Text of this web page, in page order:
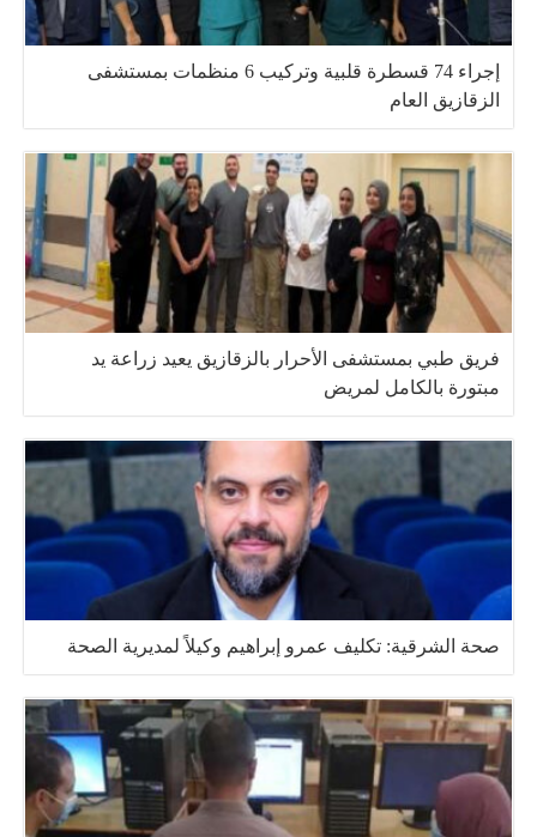
إجراء 74 قسطرة قلبية وتركيب 6 منظمات بمستشفى
الزقازيق العام
فريق طبي بمستشفى الأحرار بالزقازيق يعيد زراعة يد
مبتورة بالكامل لمريض
صحة الشرقية: تكليف عمرو إبراهيم وكيلاً لمديرية الصحة